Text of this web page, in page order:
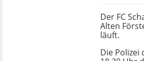
Der FC
Alten
läuft.
Die